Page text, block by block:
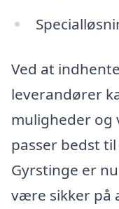
Ved at
leverandører
muligheder
passer bedst
Gyrstinge er
være sikker på